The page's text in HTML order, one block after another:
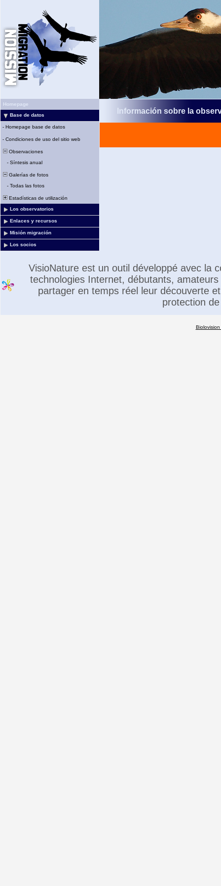
Homepage
Base de datos
- Homepage base de datos
- Condiciones de uso del sitio web
Observaciones
- Síntesis anual
Galerías de fotos
- Todas las fotos
Estadísticas de utilización
Los observatorios
Enlaces y recursos
Misión migración
Los socios
Información sobre la
VisioNature est un outil développé avec la
technologies Internet, débutants,
partager en temps réel leur découverte
protection
Biolovision